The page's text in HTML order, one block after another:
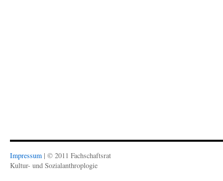
Impressum | © 2011 Fachschaftsrat
Kultur- und Sozialanthroplogie